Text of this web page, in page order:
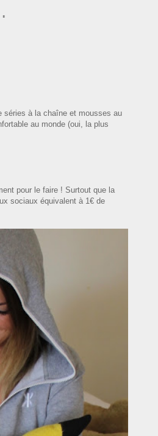
séries à la chaîne et mousses au
ortable au monde (oui, la plus
pour le faire ! Surtout que la
sociaux équivalent à 1€ de